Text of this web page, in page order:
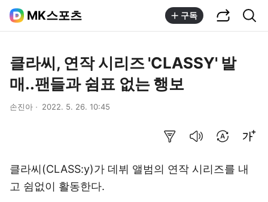
MK스포츠 구독
클라씨, 연작 시리즈 'CLASSY' 발
매..팬들과 쉼표 없는 행보
손진아 2022. 5. 26. 10:45
클라씨(CLASS:y)가 데뷔 앨범의 연작 시리즈를 내
고 쉼없이 활동한다.